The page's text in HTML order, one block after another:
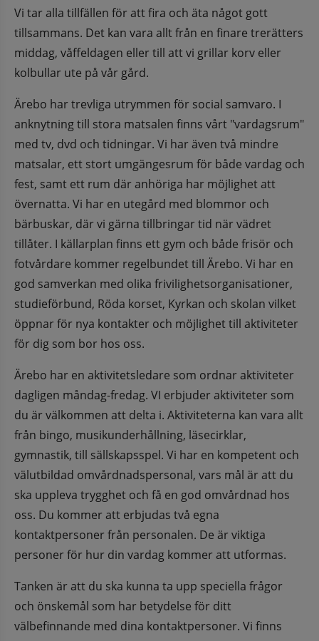
Vi tar alla tillfällen för att fira och äta något gott
tillsammans. Det kan vara allt från en finare trerätters
middag, våffeldagen eller till att vi grillar korv eller
kolbullar ute på vår gård.
Ärebo har trevliga utrymmen för social samvaro. I
anknytning till stora matsalen finns vårt "vardagsrum"
med tv, dvd och tidningar. Vi har även två mindre
matsalar, ett stort umgängesrum för både vardag och
fest, samt ett rum där anhöriga har möjlighet att
övernatta. Vi har en utegård med blommor och
bärbuskar, där vi gärna tillbringar tid när vädret
tillåter. I källarplan finns ett gym och både frisör och
fotvårdare kommer regelbundet till Ärebo. Vi har en
god samverkan med olika frivilighetsorganisationer,
studieförbund, Röda korset, Kyrkan och skolan vilket
öppnar för nya kontakter och möjlighet till aktiviteter
för dig som bor hos oss.
Ärebo har en aktivitetsledare som ordnar aktiviteter
dagligen måndag-fredag. VI erbjuder aktiviteter som
du är välkommen att delta i. Aktiviteterna kan vara allt
från bingo, musikunderhållning, läsecirklar,
gymnastik, till sällskapsspel. Vi har en kompetent och
välutbildad omvårdnadspersonal, vars mål är att du
ska uppleva trygghet och få en god omvårdnad hos
oss. Du kommer att erbjudas två egna
kontaktpersoner från personalen. De är viktiga
personer för hur din vardag kommer att utformas.
Tanken är att du ska kunna ta upp speciella frågor
och önskemål som har betydelse för ditt
välbefinnande med dina kontaktpersoner. Vi finns